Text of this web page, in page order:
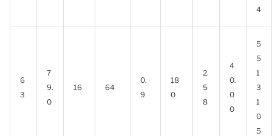
4
6
3
7
9.
0
16 64
0.
9
18
0
2.
5
8
4
0.
0
0
5
5
1
3
1
0
5